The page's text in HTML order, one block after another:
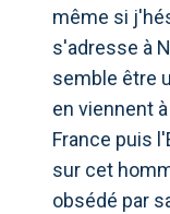
même si
s'adresse à
semble être
en viennent
France puis
sur cet
obsédé par